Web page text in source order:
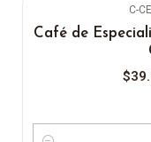
C-
Café de